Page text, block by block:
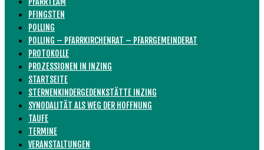
PFINGSTEN
POLLING
POLLING – PFARRKIRCHENRAT – PFARRGEMEINDERAT
PROTOKOLLE
PROZESSIONEN IN INZING
STARTSEITE
STERNENKINDERGEDENKSTÄTTE INZING
SYNODALITÄT ALS WEG DER HOFFNUNG
TAUFE
TERMINE
VERANSTALTUNGEN